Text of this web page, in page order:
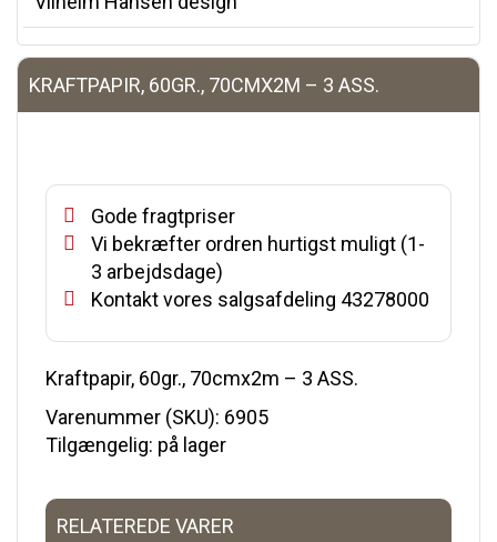
KRAFTPAPIR, 60GR., 70CMX2M – 3 ASS.
Gode fragtpriser
Vi bekræfter ordren hurtigst muligt (1-
3 arbejdsdage)
Kontakt vores salgsafdeling 43278000
Kraftpapir, 60gr., 70cmx2m – 3 ASS.
Varenummer (SKU): 6905
Tilgængelig: på lager
RELATEREDE VARER